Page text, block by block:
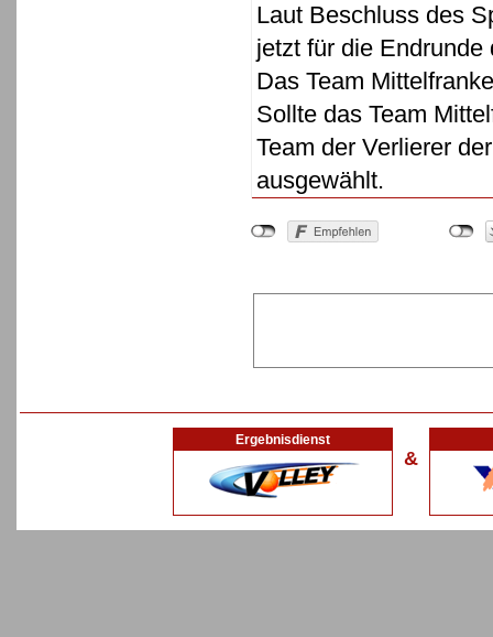
Laut Beschluss des
jetzt für die
Das Team
Sollte das Team
Team der Verlierer
ausgewählt.
Ergebnisdienst
&